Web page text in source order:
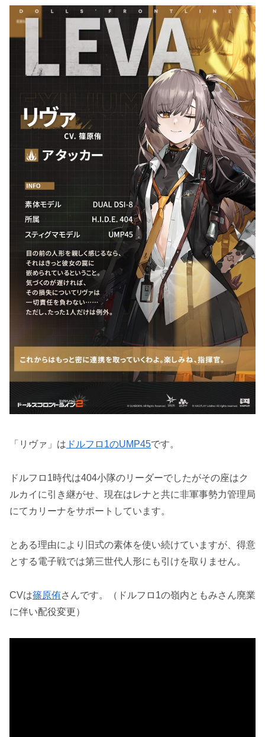
「リヴァ」は ドルフロ1のUMP45です。
ドルフロ1時代は404小隊のリーダーでしたがその座はク
ルカイに引き継がせ、現在はレナと共に非軍事勢力管理局
にてカリーナをサポートしています。
とある理由により旧式の素体を使い続けていますが、得意
とする電子戦では第三世代人形にも引けを取りません。
CVは篠原侑さんです。（ドルフロ1の嶺内ともみさん廃業
に伴い配役変更）